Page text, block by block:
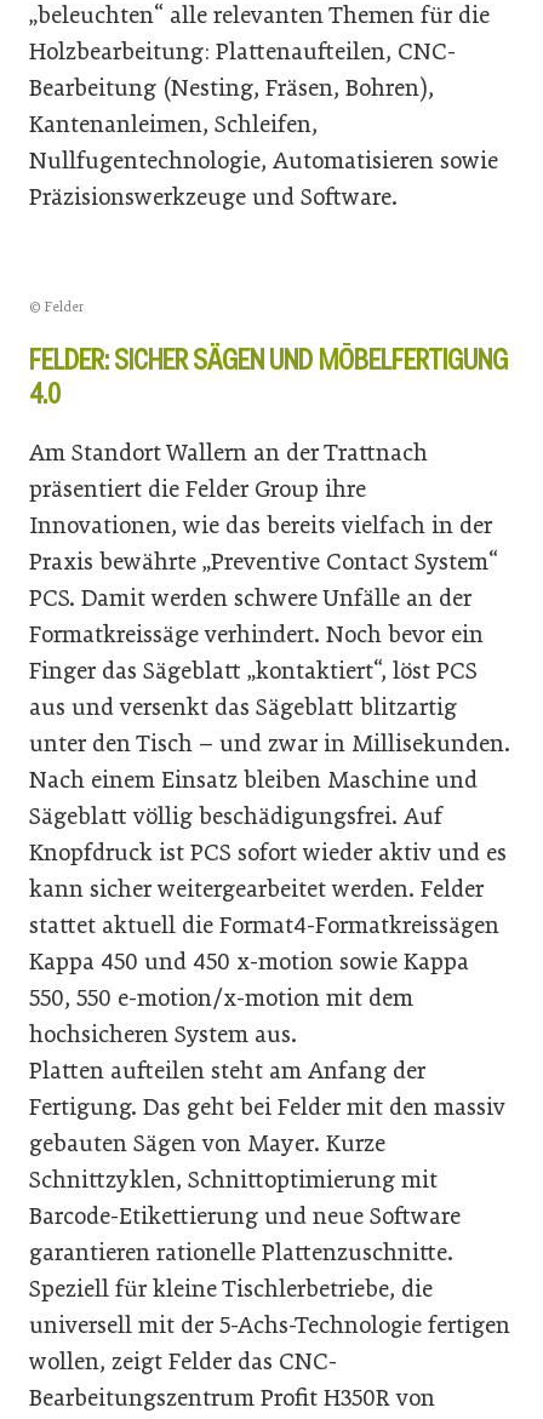
„beleuchten“ alle relevanten Themen für die
Holzbearbeitung: Plattenaufteilen, CNC-
Bearbeitung (Nesting, Fräsen, Bohren),
Kantenanleimen, Schleifen,
Nullfugentechnologie, Automatisieren sowie
Präzisionswerkzeuge und Software.
© Felder
FELDER: SICHER SÄGEN UND MÖBELFERTIGUNG
4.0
Am Standort Wallern an der Trattnach
präsentiert die Felder Group ihre
Innovationen, wie das bereits vielfach in der
Praxis bewährte „Preventive Contact System“
PCS. Damit werden schwere Unfälle an der
Formatkreissäge verhindert. Noch bevor ein
Finger das Sägeblatt „kontaktiert“, löst PCS
aus und versenkt das Sägeblatt blitzartig
unter den Tisch – und zwar in Millisekunden.
Nach einem Einsatz bleiben Maschine und
Sägeblatt völlig beschädigungsfrei. Auf
Knopfdruck ist PCS sofort wieder aktiv und es
kann sicher weitergearbeitet werden. Felder
stattet aktuell die Format4-Formatkreissägen
Kappa 450 und 450 x-motion sowie Kappa
550, 550 e-motion/x-motion mit dem
hochsicheren System aus.
Platten aufteilen steht am Anfang der
Fertigung. Das geht bei Felder mit den massiv
gebauten Sägen von Mayer. Kurze
Schnittzyklen, Schnittoptimierung mit
Barcode-Etikettierung und neue Software
garantieren rationelle Plattenzuschnitte.
Speziell für kleine Tischlerbetriebe, die
universell mit der 5-Achs-Technologie fertigen
wollen, zeigt Felder das CNC-
Bearbeitungszentrum Profit H350R von